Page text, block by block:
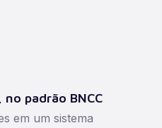
padrão BNCC
em um sistema